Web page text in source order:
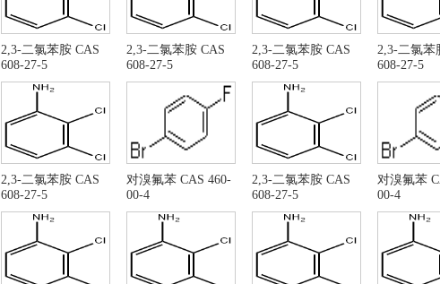
5-乙酰氧基-6-溴-2-(溴甲基)-1-甲基-1H-吲哚-3-羧
酸乙酯
3,4-二氢-7-羟基-
1-(2,3-二氯苯基)哌嗪盐酸盐 CAS: 119532-26-
2;41202-77-1
氯甲酸十六酯
氯化亚砜 CAS 7719-09-7
氯甲酸十六烷基酯
氯化亚砜 CAS RN: 7719-09-7
氯乙酰乙酸乙酯
4-硝基苯胺
液体异丙醇锂
异丙醇锂
氟化镁
3-氯苯胺
丙二酸二乙酯
3-氯苯硼酸
间氯溴苯
伊鲁替尼
N-羟基丁二酰亚胺
2,3-二氯苯胺 CAS
608-27-5
2,3-二氯苯胺 CAS
608-27-5
2,3-二氯苯胺 CAS
608-27-5
2,3-二氯苯
608-27-5
2,3-二氯苯胺 CAS
608-27-5
对溴氟苯 CAS 460-
00-4
2,3-二氯苯胺 CAS
608-27-5
对溴氟苯
00-4